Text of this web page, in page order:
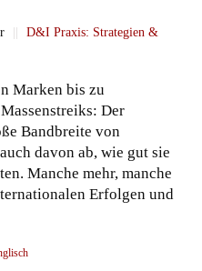
||
D&I Praxis: Strategien &
Marken bis zu
Der
Bandbreite von
davon ab, wie gut sie
Manche mehr, manche
Erfolgen und